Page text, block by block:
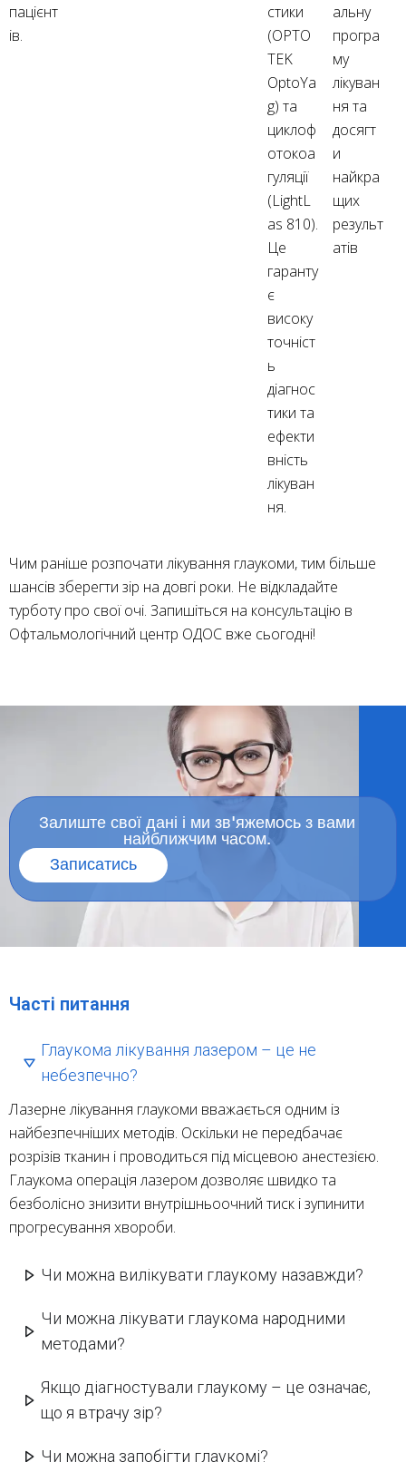
пацієнт
ів.
стики
(OPTO
TEK
OptoYa
g) та
циклоф
отокоа
гуляції
(LightL
as 810).
Це
гаранту
є
високу
точніст
ь
діагнос
тики та
ефекти
вність
лікуван
ня.
альну
програ
му
лікуван
ня та
досягт
и
найкра
щих
результ
атів
Чим раніше розпочати лікування глаукоми, тим більше
шансів зберегти зір на довгі роки. Не відкладайте
турботу про свої очі. Запишіться на консультацію в
Офтальмологічний центр ОДОС вже сьогодні!
Залиште свої дані і ми зв'яжемось з вами
найближчим часом.
Записатись
Часті питання
Глаукома лікування лазером – це не
небезпечно?
Лазерне лікування глаукоми вважається одним із
найбезпечніших методів. Оскільки не передбачає
розрізів тканин і проводиться під місцевою анестезією.
Глаукома операція лазером дозволяє швидко та
безболісно знизити внутрішньоочний тиск і зупинити
прогресування хвороби.
Чи можна вилікувати глаукому назавжди?
Чи можна лікувати глаукома народними
методами?
Якщо діагностували глаукому – це означає,
що я втрачу зір?
Чи можна запобігти глаукомі?